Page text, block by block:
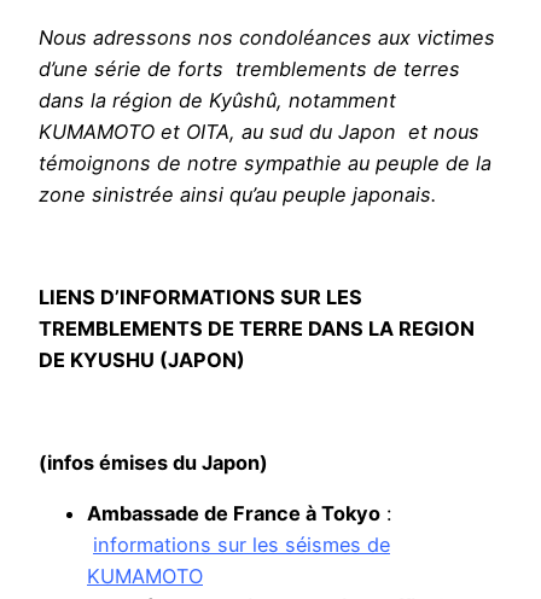
Nous adressons nos condoléances aux victimes
d’une série de forts tremblements de terres
dans la région de Kyûshû, notamment
KUMAMOTO et OITA, au sud du Japon et nous
témoignons de notre sympathie au peuple de la
zone sinistrée ainsi qu’au peuple japonais.
LIENS D’INFORMATIONS SUR LES
TREMBLEMENTS DE TERRE DANS LA REGION
DE KYUSHU (JAPON)
(infos émises du Japon)
Ambassade de France à Tokyo :
informations sur les séismes de
KUMAMOTO